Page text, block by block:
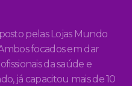
pelas Lojas Mundo
focados em dar
da saúde e
já capacitou mais de 10